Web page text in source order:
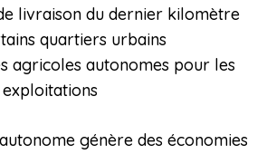
livraison du dernier kilomètre
quartiers urbains
agricoles autonomes pour les
génère des économies